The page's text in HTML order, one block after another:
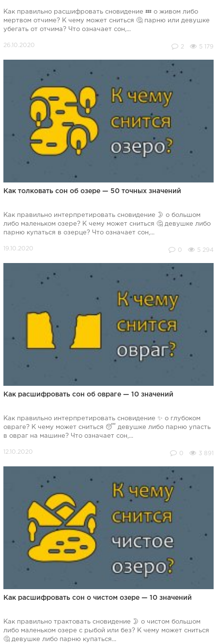
Как правильно расшифровать сновидение 💤 о живом либо
мертвом отчиме? К чему может сниться 🤔 парню или девушке
убегать от отчима? Что означает сон,...
2 5 179
Как толковать сон об озере — 50 точных значений
Как правильно интерпретировать сновидение 🌛 о большом
либо маленьком озере? К чему может сниться 🤔 девушке либо
парню купаться в озерце? Что означает сон,...
0 5 294
Как расшифровать сон об овраге — 10 значений
Как правильно интерпретировать сновидение ✨ о глубоком
овраге? К чему может сниться 😴 девушке либо парню упасть
в овраг на машине? Что означает сон,...
0 3 891
Как расшифровать сон о чистом озере — 10 значений
Как правильно трактовать сновидение 🌛 о чистом большом
либо маленьком озере с рыбой или без? К чему может сниться
🤔 девушке либо парню купаться...